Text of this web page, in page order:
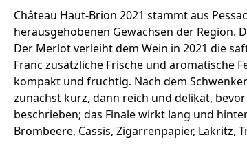
Château Haut-Brion 2021 stammt aus
herausgehobenen Gewächsen der Region.
Der Merlot verleiht dem Wein in 2021 die
Franc zusätzliche Frische und aromatische
kompakt und fruchtig. Nach dem
zunächst kurz, dann reich und delikat,
beschrieben; das Finale wirkt lang und
Brombeere, Cassis, Zigarrenpapier, Lakritz,